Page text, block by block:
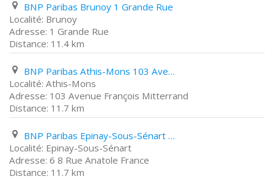
BNP Paribas Brunoy 1 Grande Rue
Brunoy
1 Grande Rue
11.4 km
BNP Paribas Athis-Mons 103 Avenue François Mitterrand
Athis-Mons
103 Avenue François Mitterrand
11.7 km
BNP Paribas Epinay-Sous-Sénart 6 8 Rue Anatole France
Epinay-Sous-Sénart
6 8 Rue Anatole France
11.7 km